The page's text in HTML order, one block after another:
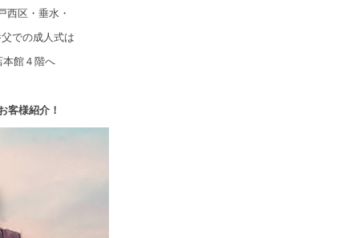
西区・垂水・
での成人式は
本館４階へ
様紹介！